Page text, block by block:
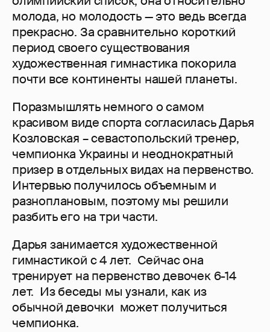
молода, но молодость — это ведь всегда
прекрасно. За сравнительно короткий
период своего существования
художественная гимнастика покорила
почти все континенты нашей планеты.
Поразмышлять немного о самом
красивом виде спорта согласилась Дарья
Козловская – севастопольский тренер,
чемпионка Украины и неоднократный
призер в отдельных видах на первенство.
Интервью получилось объемным и
разноплановым, поэтому мы решили
разбить его на три части.
Дарья занимается художественной
гимнастикой с 4 лет. Сейчас она
тренирует на первенство девочек 6-14
лет. Из беседы мы узнали, как из
обычной девочки может получиться
чемпионка.